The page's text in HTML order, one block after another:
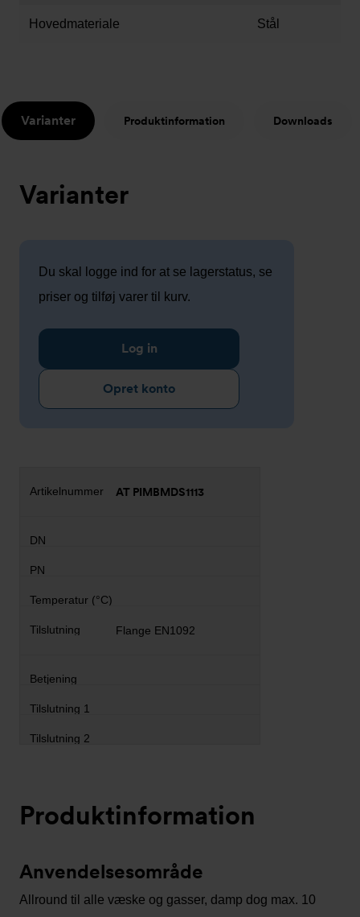
Hovedmateriale Stål
Varianter Produktinformation Downloads
Varianter
Du skal logge ind for at se lagerstatus, se
priser og tilføj varer til kurv.
Log in
Opret konto
AT PIMBMDS1113
Flange EN1092
Produktinformation
Anvendelsesområde
Allround til alle væske og gasser, damp dog max. 10